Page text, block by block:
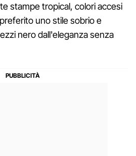
stampe tropical, colori accesi
uno stile sobrio e
nero dall'eleganza senza